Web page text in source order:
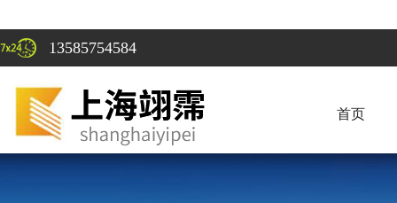
13585754584
首页